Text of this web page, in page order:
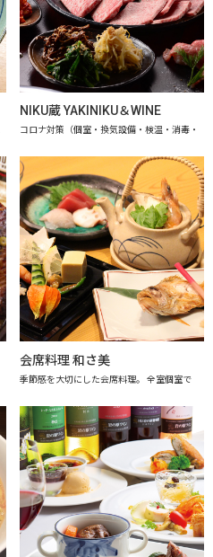
NIKU蔵 YAKINIKU＆WINE
コロナ対策（個室・換気設備・検温・消毒・
会席料理 和さ美
季節感を大切にした会席料理。 全室個室で